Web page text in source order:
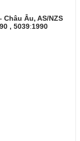
Châu Âu, AS/NZS
, 5039:1990